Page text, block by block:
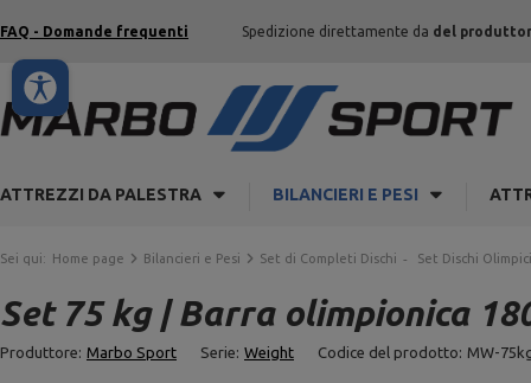
FAQ - Domande frequenti Spedizione direttamente da del
ATTREZZI DA PALESTRA BILANCIERI E PESI
Sei qui: Home page Bilancieri e Pesi Set di Completi Dischi Set Dischi Olimpici
Set 75 kg | Barra olimpionica
Produttore: Marbo Sport Serie: Weight Codice del prodotto: MW-